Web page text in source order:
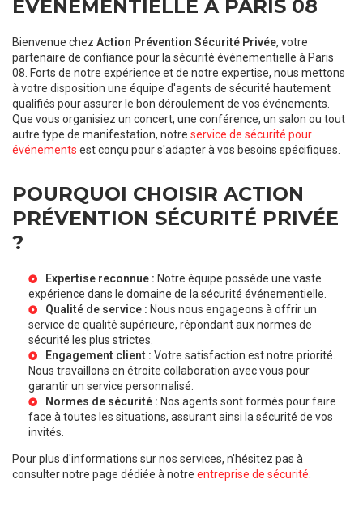
ÉVÉNEMENTIELLE À PARIS 08
Bienvenue chez Action Prévention Sécurité Privée, votre
partenaire de confiance pour la sécurité événementielle à Paris
08. Forts de notre expérience et de notre expertise, nous mettons
à votre disposition une équipe d'agents de sécurité hautement
qualifiés pour assurer le bon déroulement de vos événements.
Que vous organisiez un concert, une conférence, un salon ou tout
autre type de manifestation, notre service de sécurité pour
événements est conçu pour s'adapter à vos besoins spécifiques.
POURQUOI CHOISIR ACTION
PRÉVENTION SÉCURITÉ PRIVÉE
?
Expertise reconnue : Notre équipe possède une vaste
expérience dans le domaine de la sécurité événementielle.
Qualité de service : Nous nous engageons à offrir un
service de qualité supérieure, répondant aux normes de
sécurité les plus strictes.
Engagement client : Votre satisfaction est notre priorité.
Nous travaillons en étroite collaboration avec vous pour
garantir un service personnalisé.
Normes de sécurité : Nos agents sont formés pour faire
face à toutes les situations, assurant ainsi la sécurité de vos
invités.
Pour plus d'informations sur nos services, n'hésitez pas à
consulter notre page dédiée à notre entreprise de sécurité